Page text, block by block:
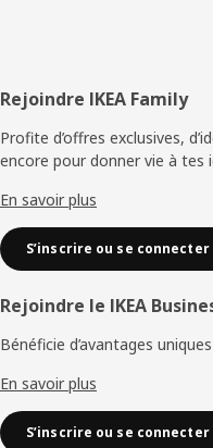
Pied
de
page
Rejoindre IKEA Family
Profite d’offres exclusives,
encore pour donner vie à tes
En savoir plus
S’inscrire ou se connecter
Rejoindre le IKEA
Bénéficie d’avantages
En savoir plus
S’inscrire ou se connecter